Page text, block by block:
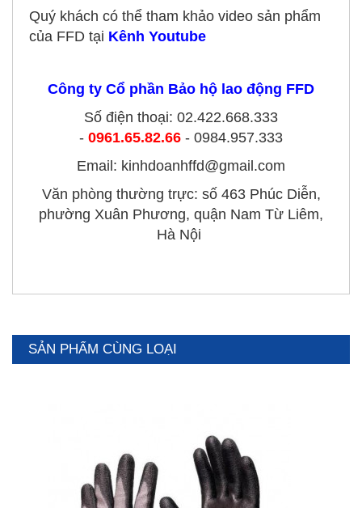
Quý khách có thể tham khảo video sản phẩm
của FFD tại Kênh Youtube
Công ty Cổ phần Bảo hộ lao động FFD
Số điện thoại: 02.422.668.333
- 0961.65.82.66 - 0984.957.333
Email: kinhdoanhffd@gmail.com
Văn phòng thường trực: số 463 Phúc Diễn,
phường Xuân Phương, quận Nam Từ Liêm,
Hà Nội
SẢN PHẨM CÙNG LOẠI